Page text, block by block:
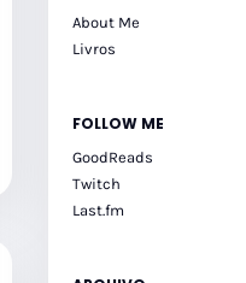
About Me
Livros
FOLLOW ME
GoodReads
Twitch
Last.fm